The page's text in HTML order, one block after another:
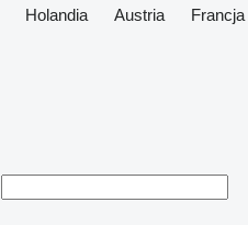
Holandia Austria
Francja